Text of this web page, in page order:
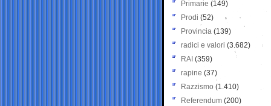
Primarie (149)
Prodi (52)
Provincia (139)
radici e valori (3.682)
RAI (359)
rapine (37)
Razzismo (1.410)
Referendum (200)